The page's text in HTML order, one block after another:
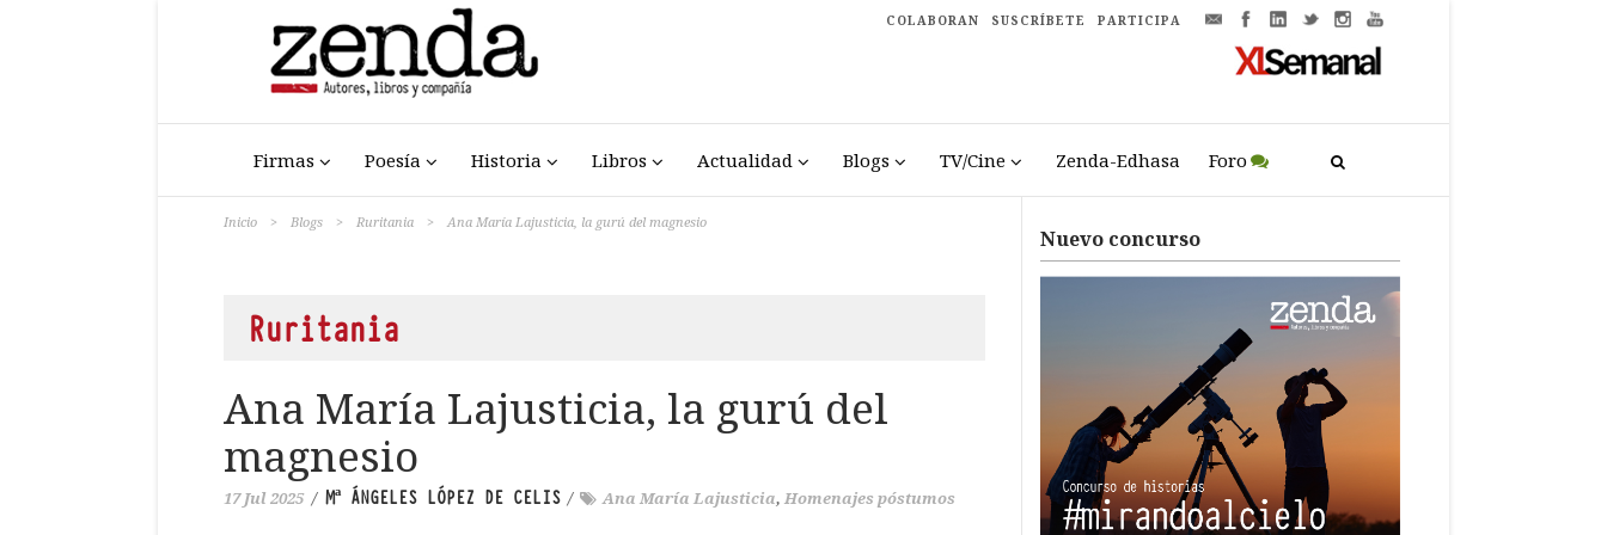
COLABORAN SUSCRÍBETE PARTICIPA
Firmas Poesía Historia Libros Actualidad Blogs TV/Cine Zenda-Edhasa Foro
Inicio > Blogs > Ruritania > Ana María Lajusticia, la gurú del magnesio
Ruritania
Ana María Lajusticia, la gurú del
magnesio
17 Jul 2025 / Mª ÁNGELES LÓPEZ DE CELIS / Ana María Lajusticia, Homenajes póstumos
Nuevo concurso